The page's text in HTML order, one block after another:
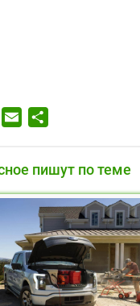
Telegram
Email
пишут по теме